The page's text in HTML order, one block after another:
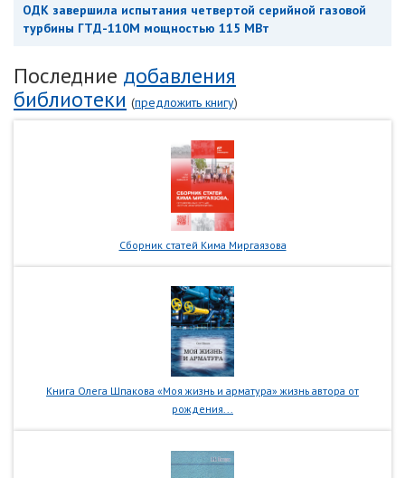
ОДК завершила испытания четвертой серийной газовой
турбины ГТД-110М мощностью 115 МВт
Последние добавления
библиотеки (предложить книгу)
Сборник статей Кима Миргаязова
Книга Олега Шпакова «Моя жизнь и арматура» жизнь автора от
рождения...